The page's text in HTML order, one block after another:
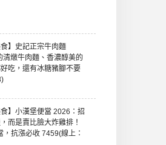
】史記正宗牛肉麵
燉牛肉麵、香濃醇美的
吃，還有冰糖豬腳不要
食】小漢堡便當 2026：招
而是賣比臉大炸雞排！
抗漲必收 7459(線上：